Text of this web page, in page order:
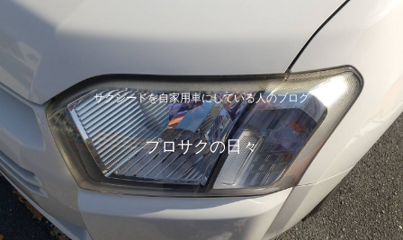
サクシードを自家用車にしている人のブログ
プロサクの日々